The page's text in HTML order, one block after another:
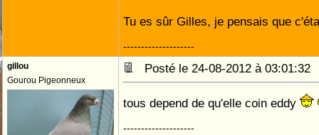
Tu es sûr Gilles, je pensais que
--------------------
gillou
Gourou Pigeonneux
Posté le 24-08-2012 à
tous depend de qu'elle coin eddy
--------------------